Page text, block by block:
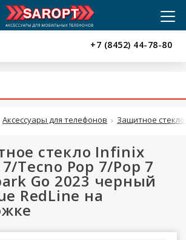
+7 (8452) 44-78-80
Аксессуары для телефонов Защитное стекло
стекло Infinix
Tecno Pop 7/Pop 7
Go 2023 черный
RedLine на